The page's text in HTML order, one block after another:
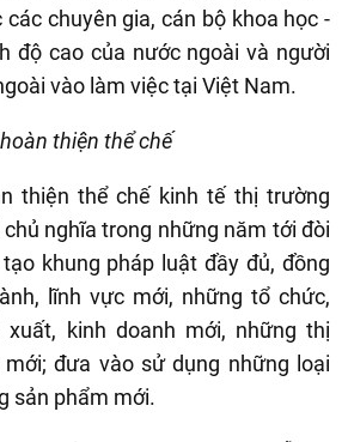
chuyên gia, cán bộ khoa học -
độ cao của nước ngoài và người
vào làm việc tại Việt Nam.
thiện thể chế
thiện thể chế kinh tế thị trường
nghĩa trong những năm tới đòi
khung pháp luật đầy đủ, đồng
lĩnh vực mới, những tổ chức,
xuất, kinh doanh mới, những thị
đưa vào sử dụng những loại
sản phẩm mới.